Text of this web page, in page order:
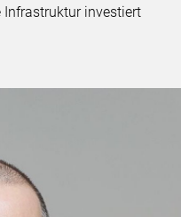
Infrastruktur investiert